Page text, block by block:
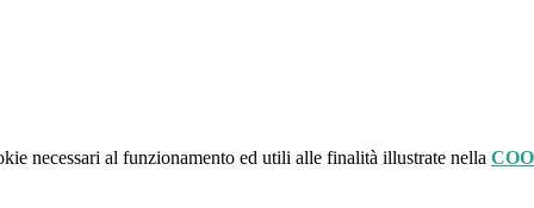
necessari al funzionamento ed utili alle finalità illustrate nella